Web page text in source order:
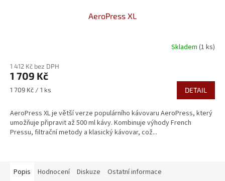
AeroPress XL
Skladem (1 ks)
1 412 Kč bez DPH
1 709 Kč
Měrná
1 709 Kč / 1 ks DETAIL
AeroPress XL je větší verze populárního kávovaru AeroPress, který
umožňuje připravit až 500 ml kávy. Kombinuje výhody French
Pressu, filtrační metody a klasický kávovar, což...
Popis Hodnocení Diskuze Ostatní informace